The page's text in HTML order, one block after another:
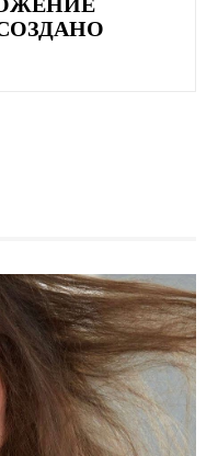
СОЗДАНО